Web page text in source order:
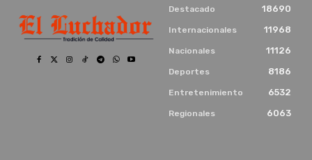
Destacado 18690
Internacionales 11968
Nacionales 11126
Deportes 8186
Entretenimiento 6532
Regionales 6063